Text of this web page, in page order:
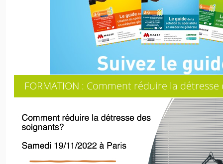
FORMATION : Comment réduire la détresse